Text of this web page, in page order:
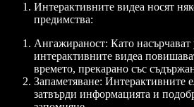
Интерактивните видеа носят
предимства:
Ангажираност: Като насърчават
интерактивните видеа
времето, прекарано със
Запаметяване: Интерактивните
затвърди информацията и